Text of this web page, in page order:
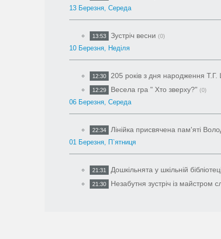
13 Березня, Середа
13:53 Зустріч весни (0)
10 Березня, Неділя
12:30 205 років з дня народження Т.Г.
12:29 Весела гра " Хто зверху?" (0)
06 Березня, Середа
22:34 Лінійка присвячена пам'яті
01 Березня, П`ятниця
21:31 Дошкільнята у шкільній
21:30 Незабутня зустріч із майстром